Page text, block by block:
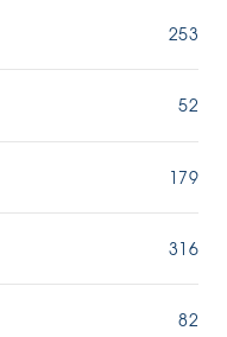
253
52
179
316
82